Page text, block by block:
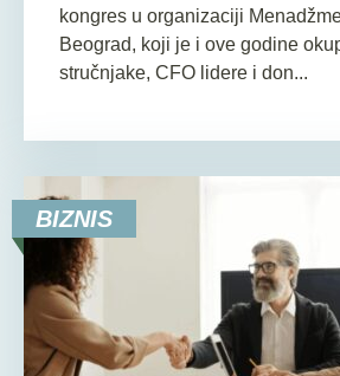
kongres u organizaciji
Beograd, koji je i ove godine
stručnjake, CFO lidere i don...
BIZNIS